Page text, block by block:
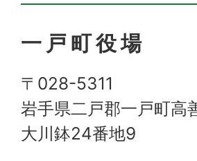
一戸町役場
〒028-5311
岩手県二戸郡一戸町高
大川鉢24番地9